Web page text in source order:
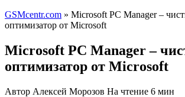
GSMcentr.com » Microsoft PC Manager –
оптимизатор от Microsoft
Microsoft PC Manager –
оптимизатор от Microsoft
Автор Алексей Морозов На чтение 6 мин